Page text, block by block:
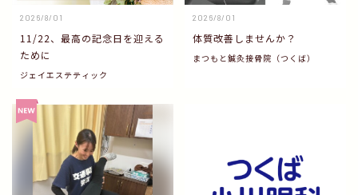
2026/8/01
11/22、最高の記念日を迎える
ために
ジェイエステティック
2026/8/01
体質改善しませんか？
まつもと鍼灸接骨院（つくば）